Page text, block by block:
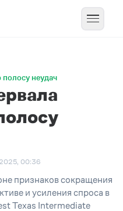
неудач
00:36
признаков сокращения
и усиления спроса в
Texas Intermediate